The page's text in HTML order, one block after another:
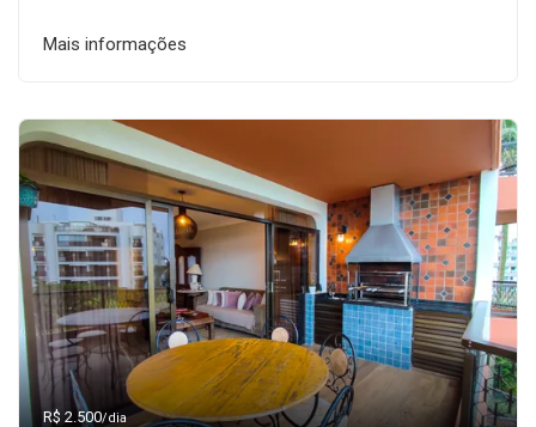
Mais informações
R$ 2.500/dia